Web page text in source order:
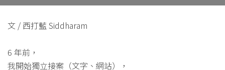
文 / 西打藍 Siddharam
6 年前，
我開始獨立接案（文字、網站），